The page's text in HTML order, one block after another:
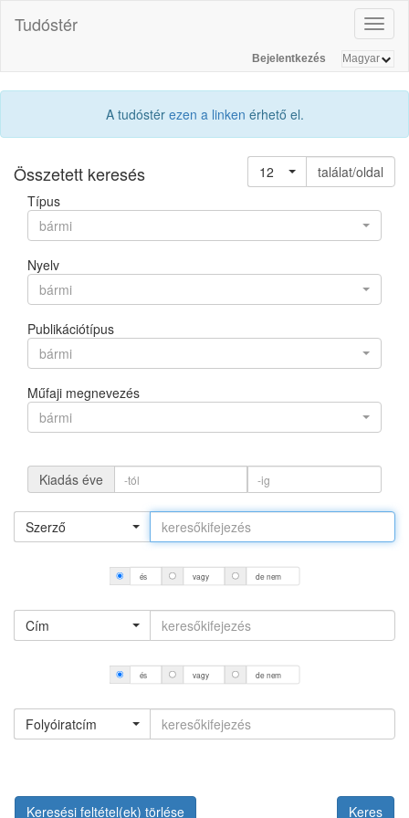
Tudóstér
Bejelentkezés
A tudóstér ezen a linken érhető el.
Összetett keresés 12
találat/oldal
Típus
bármi
Nyelv
bármi
Publikációtípus
bármi
Műfaji megnevezés
bármi
Kiadás éve
Szerző
és vagy de nem
Cím
és vagy de nem
Folyóiratcím
Keresési feltétel(ek) törlése